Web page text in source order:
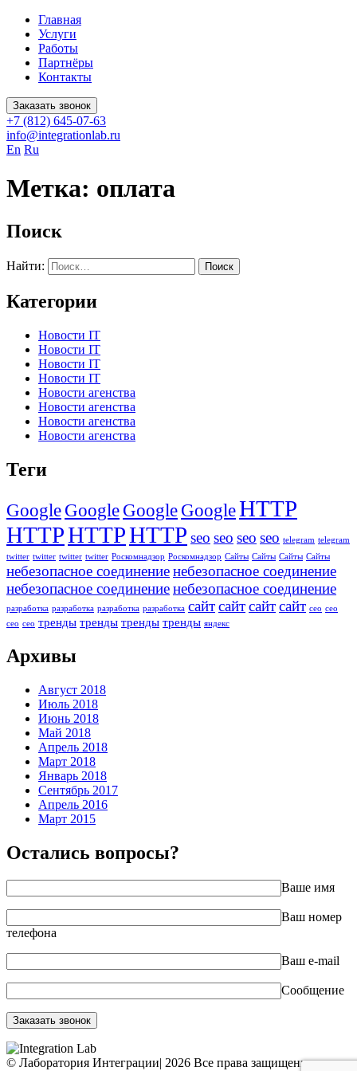
Главная
Услуги
Работы
Партнёры
Контакты
Заказать звонок
+7 (812) 645-07-63
info@integrationlab.ru
En Ru
Метка: оплата
Поиск
Найти:
Категории
Новости IT
Новости IT
Новости IT
Новости IT
Новости агенства
Новости агенства
Новости агенства
Новости агенства
Теги
Google Google Google GoogleHTTP
HTTPHTTPHTTP seo seo seo seo telegram telegram
twitter twitter twitter twitter Роскомнадзор Роскомнадзор Сайты Сайты Сайты Сайты
небезопасное соединениенебезопасное соединение
небезопасное соединениенебезопасное соединение
разработка разработка разработка разработка сайтсайтсайтсайт сео сео
сео сео тренды тренды тренды тренды яндекс
Архивы
Август 2018
Июль 2018
Июнь 2018
Май 2018
Апрель 2018
Март 2018
Январь 2018
Сентябрь 2017
Апрель 2016
Март 2015
Остались вопросы?
Ваше имя
Ваш номер
телефона
Ваш e-mail
Сообщение
© Лаборатория Интеграции| 2026 Все права защищены